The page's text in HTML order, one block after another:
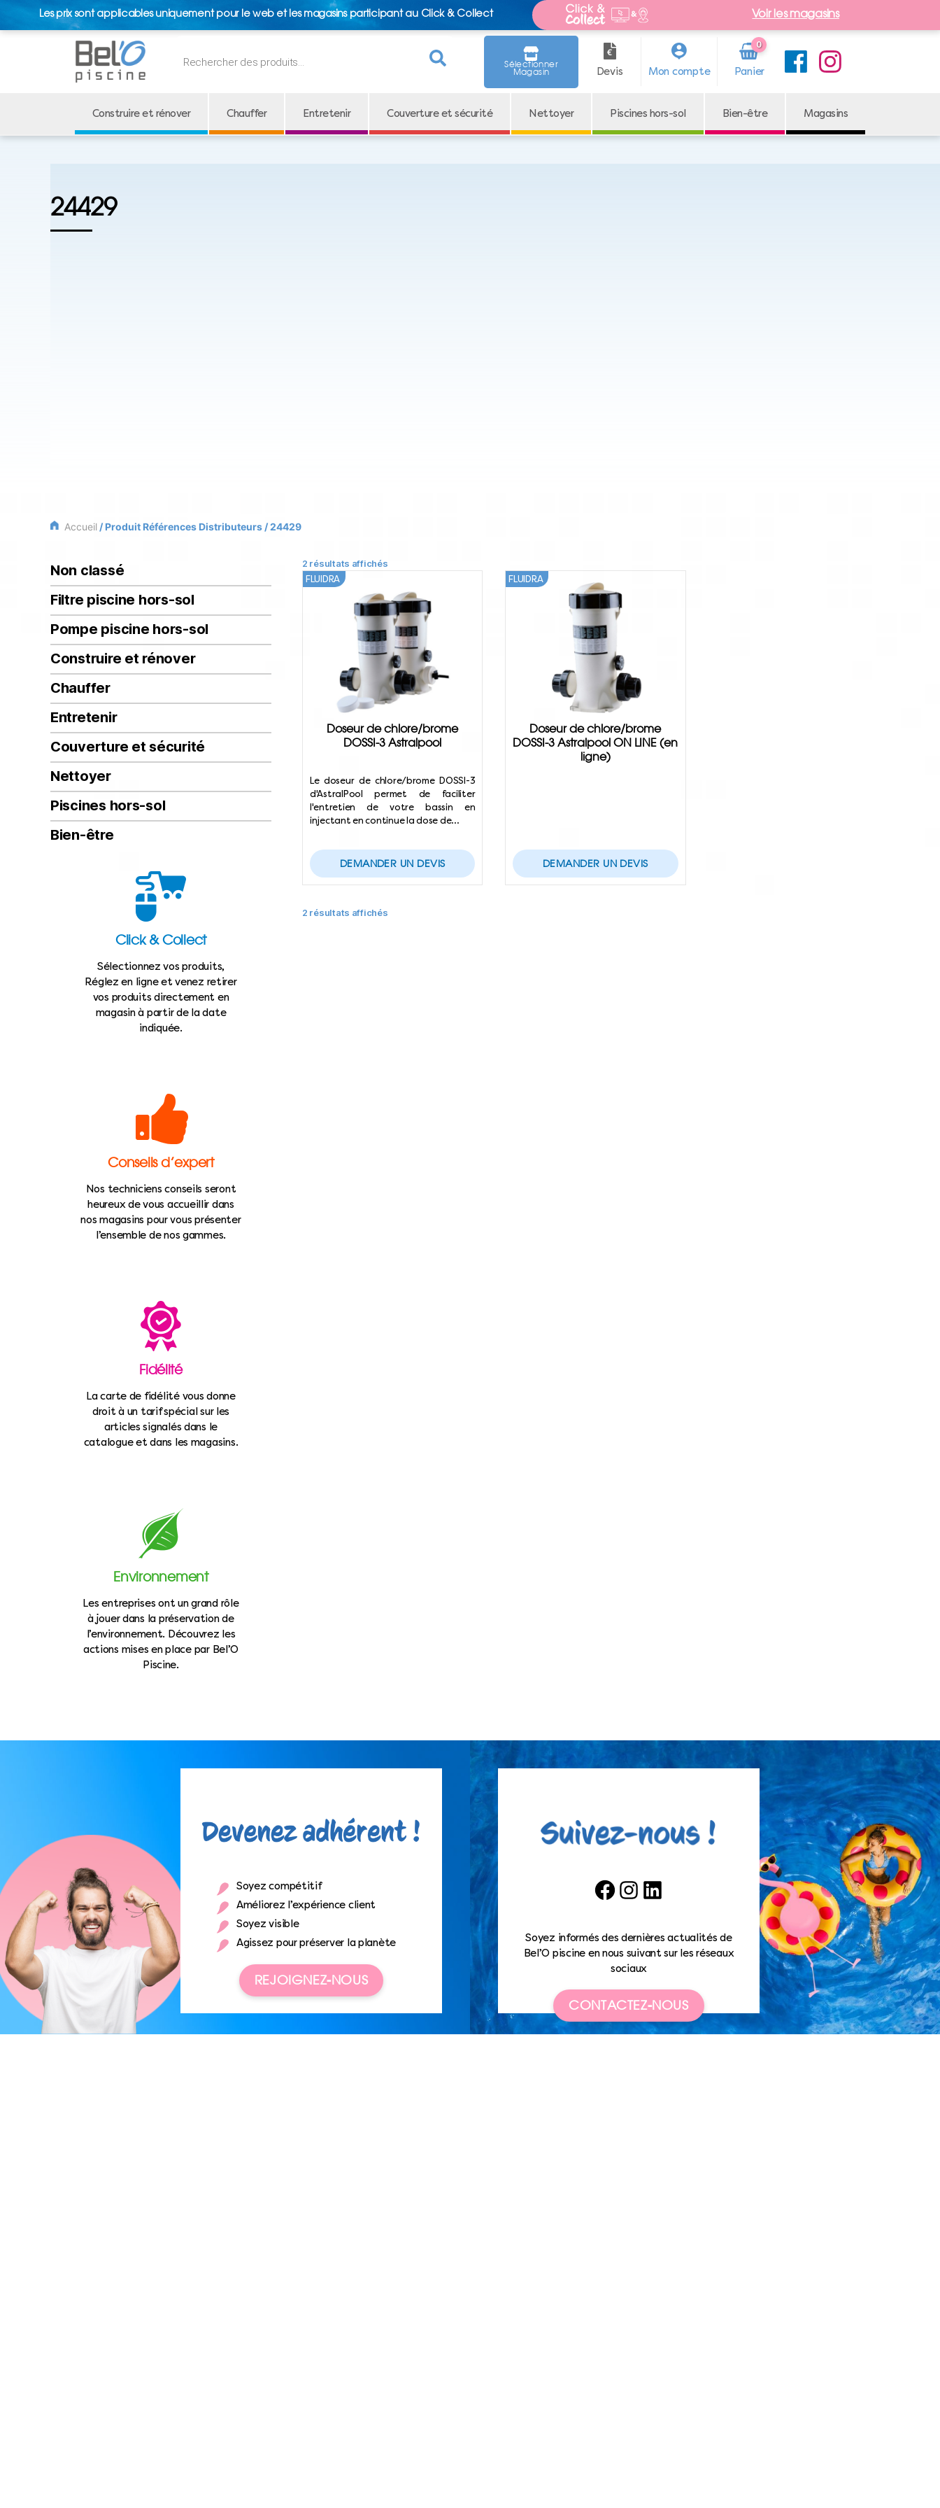
Les prix sont applicables uniquement pour le web et les magasins participant au Click & Collect Voir les magasins
de
Sélectionner
Magasin Devis Mon compte
0
Arti
cle
Construire et rénover Chauffer Entretenir Couverture et sécurité Nettoyer Piscines hors-sol Bien-être Magasins
24429
Accueil / Produit Références Distributeurs / 24429
2 résultats affichés
Doseur de chlore/brome
DOSSI-3 Astralpool
FLUIDRA
Le doseur de chlore/brome DOSSI-3
d'AstralPool permet de faciliter
l'entretien de votre bassin en
injectant en continue la dose de…
DEMANDER UN DEVIS
Doseur de chlore/brome
DOSSI-3 Astralpool ON LINE (en
ligne)
FLUIDRA
DEMANDER UN DEVIS
2 résultats affichés
Non classé
Filtre piscine hors-sol
Pompe piscine hors-sol
Construire et rénover
Chauffer
Entretenir
Couverture et sécurité
Nettoyer
Piscines hors-sol
Bien-être
Click & Collect
Sélectionnez vos produits,
Réglez en ligne et venez retirer
vos produits directement en
magasin à partir de la date
indiquée.
Conseils d’expert
Nos techniciens conseils seront
heureux de vous accueillir dans
nos magasins pour vous présenter
l’ensemble de nos gammes.
Fidélité
La carte de fidélité vous donne
droit à un tarif spécial sur les
articles signalés dans le
catalogue et dans les magasins.
Environnement
Les entreprises ont un grand rôle
à jouer dans la préservation de
l’environnement. Découvrez les
actions mises en place par Bel’O
Piscine.
Soyez compétitif
Améliorez l’expérience client
Soyez visible
Agissez pour préserver la planète
REJOIGNEZ-NOUS
FacebookInstagramLinkedIn
Soyez informés des dernières actualités de
Bel’O piscine en nous suivant sur les réseaux
sociaux
CONTACTEZ-NOUS